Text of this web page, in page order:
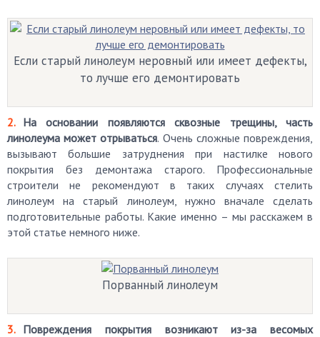
Если старый линолеум неровный или имеет дефекты,
то лучше его демонтировать
На основании появляются сквозные трещины, часть
линолеума может отрываться. Очень сложные повреждения,
вызывают большие затруднения при настилке нового
покрытия без демонтажа старого. Профессиональные
строители не рекомендуют в таких случаях стелить
линолеум на старый линолеум, нужно вначале сделать
подготовительные работы. Какие именно – мы расскажем в
этой статье немного ниже.
Порванный линолеум
Повреждения покрытия возникают из-за весомых